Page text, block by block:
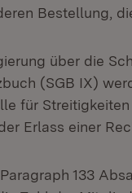
Bestellung,
über die
(SGB IX)
für
Erlass einer
133